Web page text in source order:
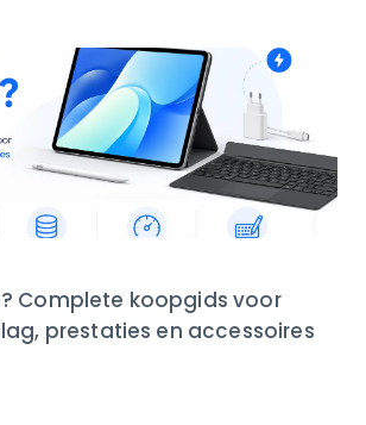
Complete koopgids voor
prestaties en accessoires